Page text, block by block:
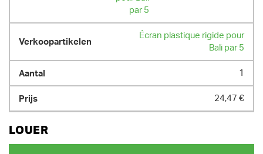
Écran plastique rigide pour
Bali par 5
1
24,47 €
LOUER